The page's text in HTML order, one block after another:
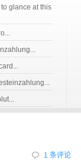
to glance at this
1 条评论